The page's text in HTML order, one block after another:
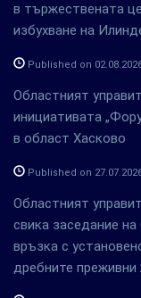
в тържествената
избухване на
Published on
Областният
инициативата
в област Хасково
Published on
Областният
свика заседание
връзка с
дребните